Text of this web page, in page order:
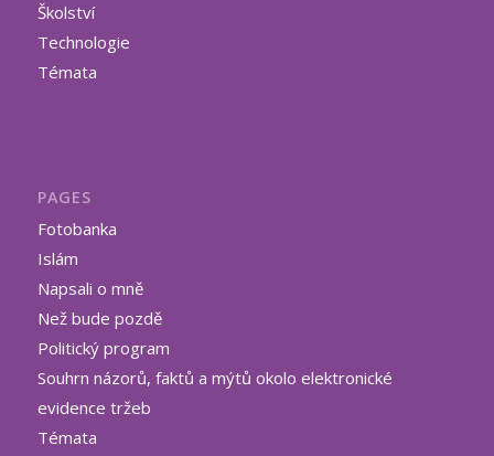
Školství
Technologie
Témata
PAGES
Fotobanka
Islám
Napsali o mně
Než bude pozdě
Politický program
Souhrn názorů, faktů a mýtů okolo elektronické
evidence tržeb
Témata